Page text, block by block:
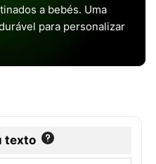
a bebés. Uma
para personalizar
texto